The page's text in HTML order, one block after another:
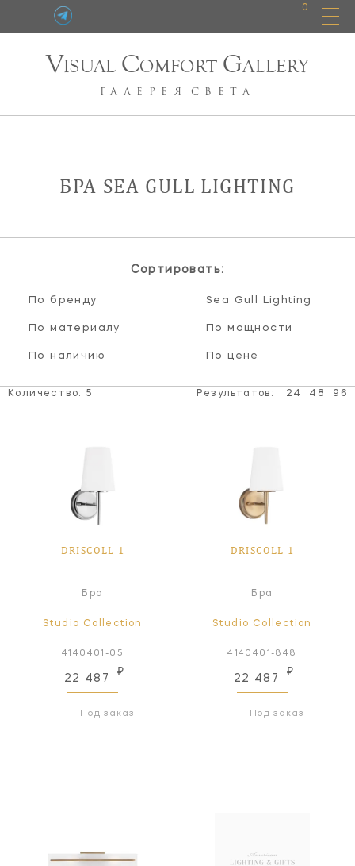
0
VISUAL COMFORT GALLERY
ГАЛЕРЕЯ СВЕТА
БРА SEA GULL LIGHTING
Сортировать:
По бренду Sea Gull Lighting
По материалу По мощности
По наличию По цене
Количество: 5 Результатов: 24 48 96
DRISCOLL 1
Бра
Studio Collection
4140401-05
22 487
₽
Под заказ
DRISCOLL 1
Бра
Studio Collection
4140401-848
22 487
₽
Под заказ